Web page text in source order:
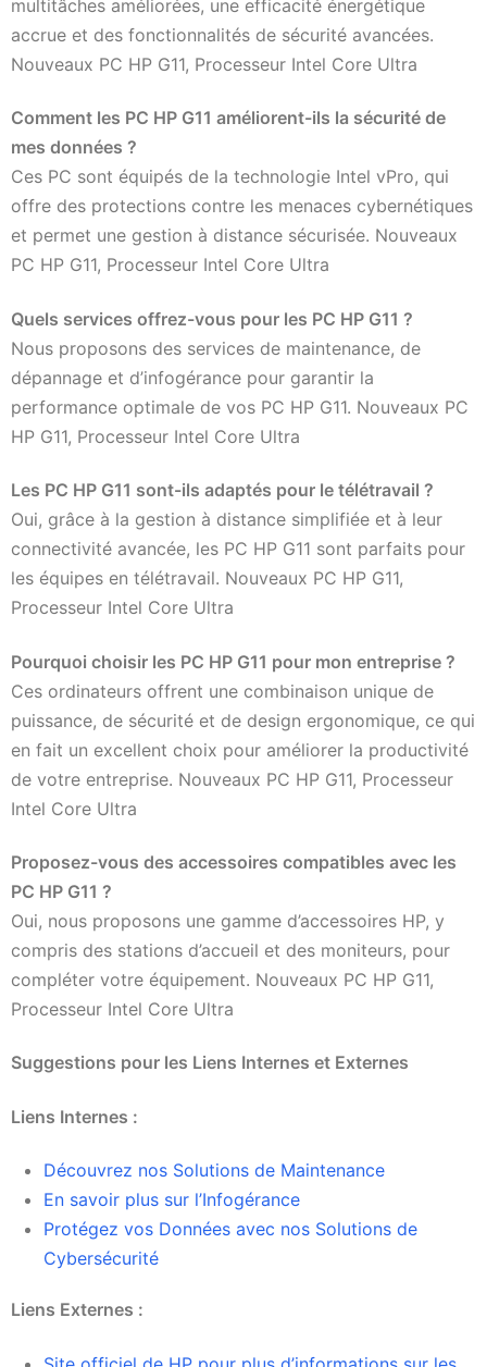
multitâches améliorées, une efficacité énergétique
accrue et des fonctionnalités de sécurité avancées.
Nouveaux PC HP G11, Processeur Intel Core Ultra
Comment les PC HP G11 améliorent-ils la sécurité de
mes données ?
Ces PC sont équipés de la technologie Intel vPro, qui
offre des protections contre les menaces cybernétiques
et permet une gestion à distance sécurisée. Nouveaux
PC HP G11, Processeur Intel Core Ultra
Quels services offrez-vous pour les PC HP G11 ?
Nous proposons des services de maintenance, de
dépannage et d’infogérance pour garantir la
performance optimale de vos PC HP G11. Nouveaux PC
HP G11, Processeur Intel Core Ultra
Les PC HP G11 sont-ils adaptés pour le télétravail ?
Oui, grâce à la gestion à distance simplifiée et à leur
connectivité avancée, les PC HP G11 sont parfaits pour
les équipes en télétravail. Nouveaux PC HP G11,
Processeur Intel Core Ultra
Pourquoi choisir les PC HP G11 pour mon entreprise ?
Ces ordinateurs offrent une combinaison unique de
puissance, de sécurité et de design ergonomique, ce qui
en fait un excellent choix pour améliorer la productivité
de votre entreprise. Nouveaux PC HP G11, Processeur
Intel Core Ultra
Proposez-vous des accessoires compatibles avec les
PC HP G11 ?
Oui, nous proposons une gamme d’accessoires HP, y
compris des stations d’accueil et des moniteurs, pour
compléter votre équipement. Nouveaux PC HP G11,
Processeur Intel Core Ultra
Suggestions pour les Liens Internes et Externes
Liens Internes :
Découvrez nos Solutions de Maintenance
En savoir plus sur l’Infogérance
Protégez vos Données avec nos Solutions de
Cybersécurité
Liens Externes :